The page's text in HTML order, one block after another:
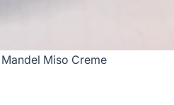
Miso Creme